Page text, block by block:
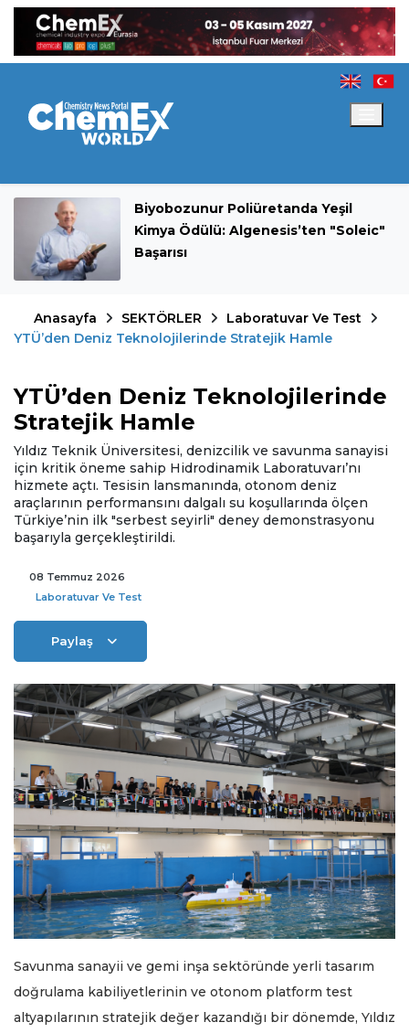
Biyobozunur Poliüretanda Yeşil
Kimya Ödülü: Algenesis’ten "Soleic"
Başarısı
Anasayfa SEKTÖRLER
Laboratuvar Ve Test
YTÜ’den Deniz Teknolojilerinde Stratejik Hamle
YTÜ’den Deniz Teknolojilerinde
Stratejik Hamle
Yıldız Teknik Üniversitesi, denizcilik ve savunma sanayisi
için kritik öneme sahip Hidrodinamik Laboratuvarı’nı
hizmete açtı. Tesisin lansmanında, otonom deniz
araçlarının performansını dalgalı su koşullarında ölçen
Türkiye’nin ilk "serbest seyirli" deney demonstrasyonu
başarıyla gerçekleştirildi.
08 Temmuz 2026
Laboratuvar Ve Test
Paylaş
Savunma sanayii ve gemi inşa sektöründe yerli tasarım
doğrulama kabiliyetlerinin ve otonom platform test
altyapılarının stratejik değer kazandığı bir dönemde, Yıldız